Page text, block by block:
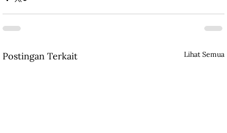
Postingan Terkait Lihat Semua